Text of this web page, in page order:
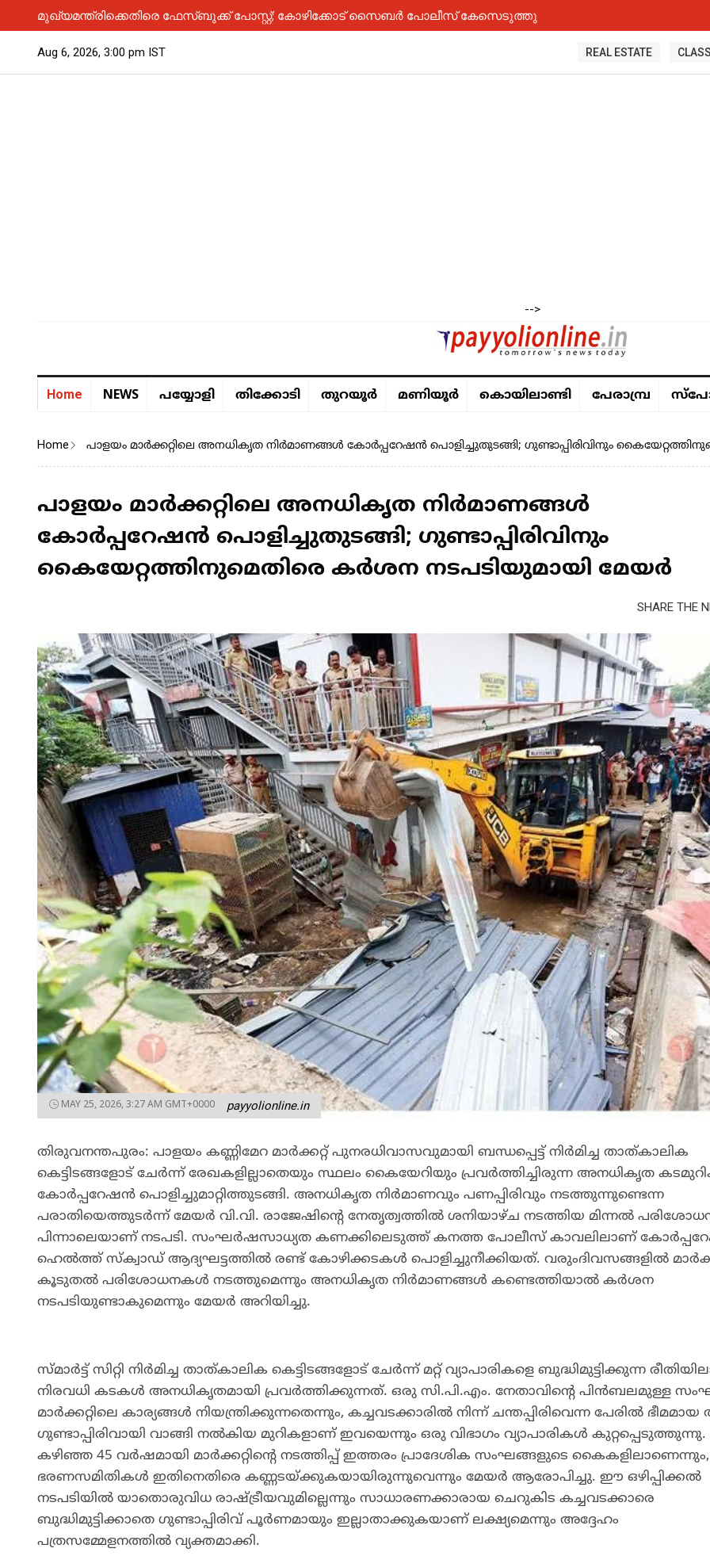
മുഖ്യമന്ത്രിക്കെതിരെ ഫേസ്ബുക്ക് പോസ്റ്റ്; കോഴിക്കോട് സൈബർ പോലീസ് കേസെടുത്തു
Aug 6, 2026, 3:00 pm IST REAL ESTATE
-->
Home NEWS പയ്യോളി തിക്കോടി തുറയൂര്‍ മണിയൂര്‍ കൊയിലാണ്ടി പേരാമ്പ്ര
Home പാളയം മാർക്കറ്റിലെ അനധികൃത നിർമാണങ്ങൾ കോർപ്പറേഷൻ പൊളിച്ചുതുടങ്ങി; ഗുണ്ടാപ്പിരിവിനും
പാളയം മാർക്കറ്റിലെ അനധികൃത നിർമാണങ്ങൾ
കോർപ്പറേഷൻ പൊളിച്ചുതുടങ്ങി; ഗുണ്ടാപ്പിരിവിനും
കൈയേറ്റത്തിനുമെതിരെ കർശന നടപടിയുമായി മേയർ
SHARE THE
MAY 25, 2026, 3:27 AM GMT+0000 payyolionline.in
തിരുവനന്തപുരം: പാളയം കണ്ണിമേറ മാർക്കറ്റ് പുനരധിവാസവുമായി ബന്ധപ്പെട്ട് നിർമിച്ച താത്കാലിക
കെട്ടിടങ്ങളോട് ചേർന്ന് രേഖകളില്ലാതെയും സ്ഥലം കൈയേറിയും പ്രവർത്തിച്ചിരുന്ന അനധികൃത
കോർപ്പറേഷൻ പൊളിച്ചുമാറ്റിത്തുടങ്ങി. അനധികൃത നിർമാണവും പണപ്പിരിവും നടത്തുന്നുണ്ടെന്ന
പരാതിയെത്തുടർന്ന് മേയർ വി.വി. രാജേഷിന്റെ നേതൃത്വത്തിൽ ശനിയാഴ്ച നടത്തിയ മിന്നൽ
പിന്നാലെയാണ് നടപടി. സംഘർഷസാധ്യത കണക്കിലെടുത്ത് കനത്ത പോലീസ് കാവലിലാണ്
ഹെൽത്ത് സ്ക്വാഡ് ആദ്യഘട്ടത്തിൽ രണ്ട് കോഴിക്കടകൾ പൊളിച്ചുനീക്കിയത്. വരുംദിവസങ്ങളിൽ
കൂടുതൽ പരിശോധനകൾ നടത്തുമെന്നും അനധികൃത നിർമാണങ്ങൾ കണ്ടെത്തിയാൽ കർശന
നടപടിയുണ്ടാകുമെന്നും മേയർ അറിയിച്ചു.
​സ്മാർട്ട് സിറ്റി നിർമിച്ച താത്കാലിക കെട്ടിടങ്ങളോട് ചേർന്ന് മറ്റ് വ്യാപാരികളെ ബുദ്ധിമുട്ടിക്കുന്ന
നിരവധി കടകൾ അനധികൃതമായി പ്രവർത്തിക്കുന്നത്. ഒരു സി.പി.എം. നേതാവിന്റെ പിൻബലമുള്ള
മാർക്കറ്റിലെ കാര്യങ്ങൾ നിയന്ത്രിക്കുന്നതെന്നും, കച്ചവടക്കാരിൽ നിന്ന് ചന്തപ്പിരിവെന്ന പേരിൽ
ഗുണ്ടാപ്പിരിവായി വാങ്ങി നൽകിയ മുറികളാണ് ഇവയെന്നും ഒരു വിഭാഗം വ്യാപാരികൾ കുറ്റപ്പെടുത്തുന്നു.
കഴിഞ്ഞ 45 വർഷമായി മാർക്കറ്റിന്റെ നടത്തിപ്പ് ഇത്തരം പ്രാദേശിക സംഘങ്ങളുടെ
ഭരണസമിതികൾ ഇതിനെതിരെ കണ്ണടയ്ക്കുകയായിരുന്നുവെന്നും മേയർ ആരോപിച്ചു. ഈ ഒഴിപ്പിക്കൽ
നടപടിയിൽ യാതൊരുവിധ രാഷ്ട്രീയവുമില്ലെന്നും സാധാരണക്കാരായ ചെറുകിട കച്ചവടക്കാരെ
ബുദ്ധിമുട്ടിക്കാതെ ഗുണ്ടാപ്പിരിവ് പൂർണമായും ഇല്ലാതാക്കുകയാണ് ലക്ഷ്യമെന്നും അദ്ദേഹം
പത്രസമ്മേളനത്തിൽ വ്യക്തമാക്കി.